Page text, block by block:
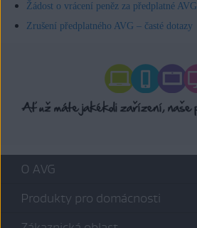
Žádost o vrácení peněz za předplatné AVG
Zrušení předplatného AVG – časté dotazy
O AVG
Produkty pro domácnosti